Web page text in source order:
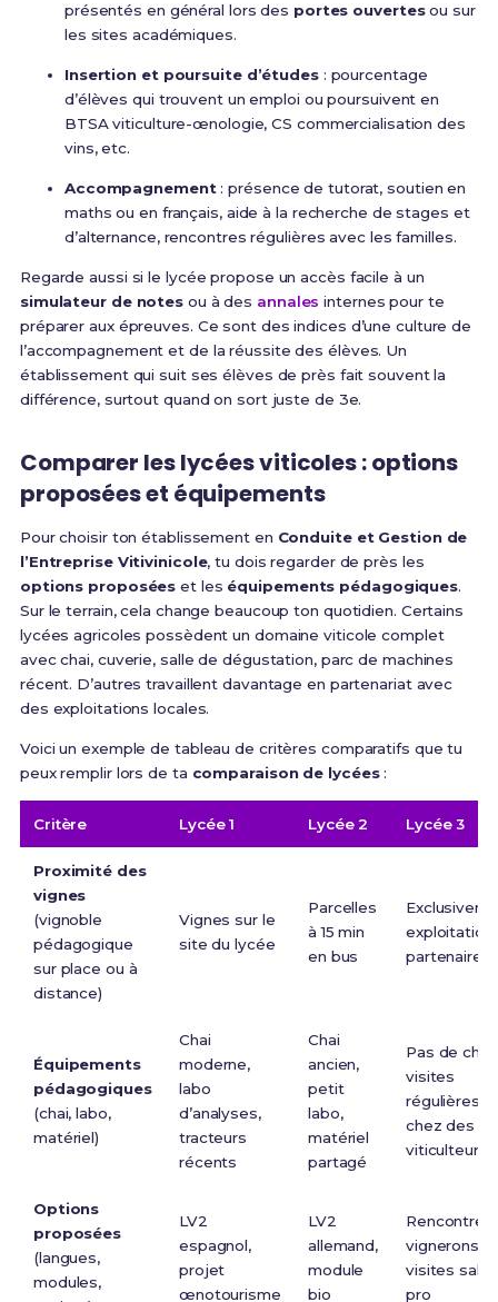
présentés en général lors des portes ouvertesou sur
les sites académiques.
Insertion et poursuite d’études: pourcentage
d’élèves qui trouvent un emploi ou poursuivent en
BTSA viticulture-œnologie, CS commercialisation des
vins, etc.
Accompagnement: présence de tutorat, soutien en
maths ou en français, aide à la recherche de stages et
d’alternance, rencontres régulières avec les familles.
Regarde aussi si le lycée propose un accès facile à un
simulateur de notes ou à des annales internes pour te
préparer aux épreuves. Ce sont des indices d’une culture de
l’accompagnement et de la réussite des élèves. Un
établissement qui suit ses élèves de près fait souvent la
différence, surtout quand on sort juste de 3e.
Comparer les lycées viticoles : options
proposées et équipements
Pour choisir ton établissement en Conduite et Gestion de
l’Entreprise Vitivinicole, tu dois regarder de près les
options proposées et les équipements pédagogiques.
Sur le terrain, cela change beaucoup ton quotidien. Certains
lycées agricoles possèdent un domaine viticole complet
avec chai, cuverie, salle de dégustation, parc de machines
récent. D’autres travaillent davantage en partenariat avec
des exploitations locales.
Voici un exemple de tableau de critères comparatifs que tu
peux remplir lors de ta comparaison de lycées:
Critère Lycée 1 Lycée 2 Lycée 3
Proximité des
vignes
(vignoble
pédagogique
sur place ou à
distance)
Vignes sur le
site du lycée
Parcelles
à 15 min
en bus
partenaires
Équipements
pédagogiques
(chai, labo,
matériel)
Chai
moderne,
labo
d’analyses,
tracteurs
récents
Chai
ancien,
petit
labo,
matériel
partagé
Pas de chai,
visites
régulières
chez des
viticulteurs
Options
proposées
(langues,
modules,
LV2
espagnol,
projet
œnotourisme
LV2
allemand,
module
bio
Rencontres
vignerons,
visites
pro